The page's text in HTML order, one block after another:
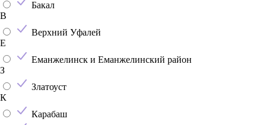
Бакал
В
Верхний Уфалей
Е
Еманжелинск и Еманжелинский район
З
Златоуст
К
Карабаш